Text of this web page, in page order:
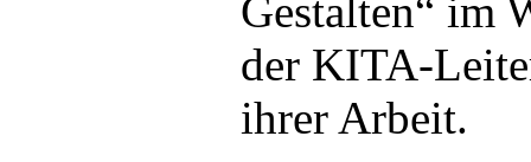
Gestalten“ im
der KITA-
ihrer Arbeit.